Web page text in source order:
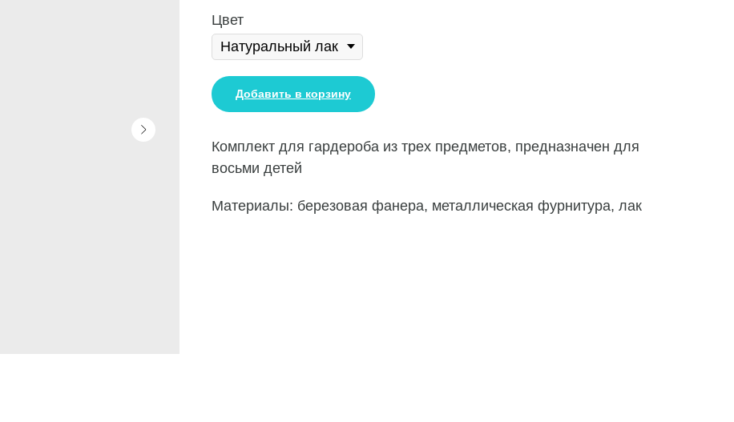
Цвет
Добавить в корзину
Комплект для гардероба из трех предметов, предназначен для
восьми детей
Материалы: березовая фанера, металлическая фурнитура, лак